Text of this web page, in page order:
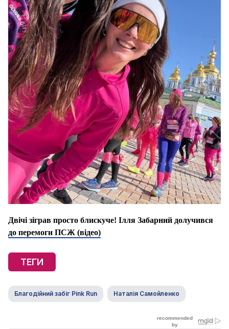
Двічі зіграв просто блискуче! Ілля Забарний долучився
до перемоги ПСЖ (відео)
ТЕГИ
Благодійний забіг Pink Run Наталія Самойленко